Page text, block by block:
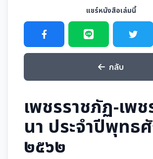
แชร์หนังสือเล่มนี้
กลับ
เพชรราชภัฏ-เพช
นา ประจำปีพุทธ
๒๕๖๒